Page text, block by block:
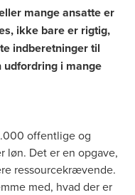
mange ansatte er
ikke bare er rigtig,
indberetninger til
udfordring i mange
offentlige og
løn. Det er en opgave,
ressourcekrævende.
med, hvad der er